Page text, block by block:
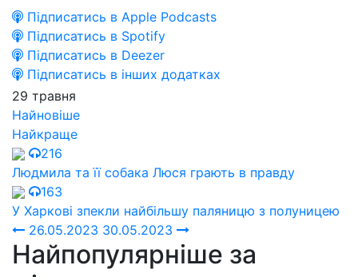
Підписатись в Apple Podcasts
Підписатись в Spotify
Підписатись в Deezer
Підписатись в інших додатках
29 травня
Найновіше
Найкраще
216
Людмила та її собака Люся грають в правду
163
У Харкові зпекли найбільшу паляницю з полуницею
26.05.2023 30.05.2023
Найпопулярніше за